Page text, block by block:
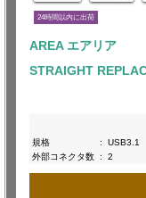
24時間以内に出荷
AREA エアリア
STRAIGHT
規格
:
USB3.1
外部コネクタ数 : 2